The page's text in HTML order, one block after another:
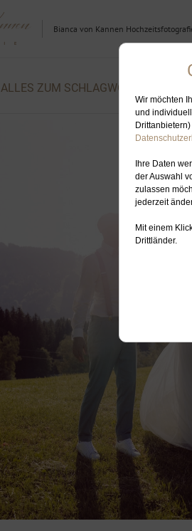
Bianca von Kannen
ALLES ZUM SCHLAGWORT: